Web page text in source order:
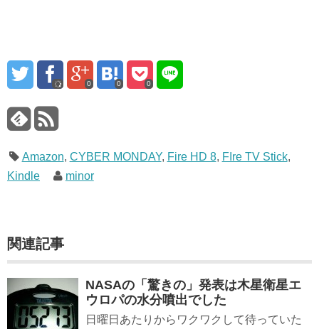
0 0 0
Amazon, CYBER MONDAY, Fire HD 8, FIre TV Stick,
Kindle
minor
関連記事
NASAの「驚きの」発表は木星衛星エ
ウロパの水分噴出でした
日曜日あたりからワクワクして待っていた